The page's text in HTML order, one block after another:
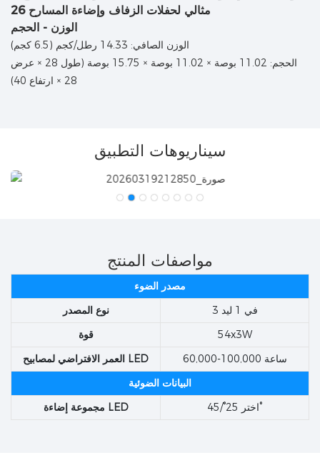
الوزن - الحجم
الوزن الصافي: 14.33 رطل/كجم (6.5 كجم)
الحجم: 11.02 بوصة × 11.02 بوصة × 15.75 بوصة (طول 28 × عرض
28 × ارتفاع 40)
سيناريوهات التطبيق
مواصفات المنتج
مصدر الضوء
نوع المصدر
3 في 1 ليد
قوة
54x3W
العمر الافتراضي لمصابيح LED
60,000-100,000 ساعة
البيانات الضوئية
مجموعة إضاءة LED
اختر 25°/45°